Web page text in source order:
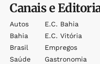
Canais e
Autos
Bahia
Brasil
Saúde
E.c. Bahia
E.c. Vitória
Empregos
Gastronomia